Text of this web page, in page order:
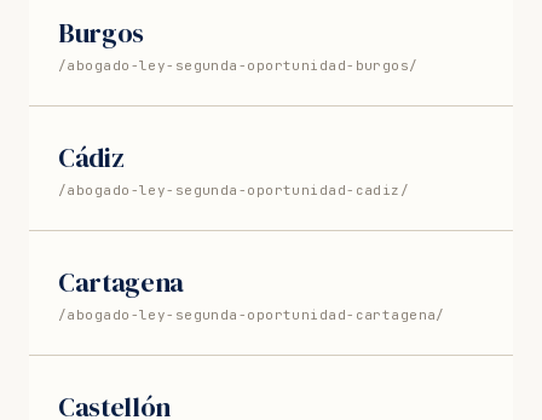
Burgos
/abogado-ley-segunda-oportunidad-burgos/
Cádiz
/abogado-ley-segunda-oportunidad-cadiz/
Cartagena
/abogado-ley-segunda-oportunidad-cartagena/
Castellón